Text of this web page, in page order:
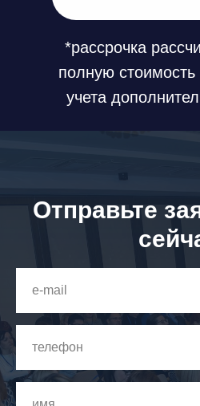
*рассрочка
полную
учета
Отправьте